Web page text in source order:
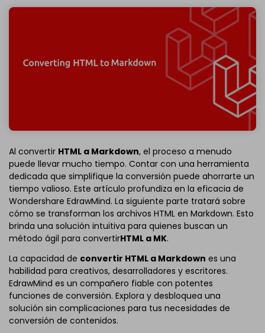
Al convertir HTML a Markdown, el proceso a menudo
puede llevar mucho tiempo. Contar con una herramienta
dedicada que simplifique la conversión puede ahorrarte un
tiempo valioso. Este artículo profundiza en la eficacia de
Wondershare EdrawMind. La siguiente parte tratará sobre
cómo se transforman los archivos HTML en Markdown. Esto
brinda una solución intuitiva para quienes buscan un
método ágil para convertirHTML a MK.
La capacidad de convertir HTML a Markdown es una
habilidad para creativos, desarrolladores y escritores.
EdrawMind es un compañero fiable con potentes
funciones de conversión. Explora y desbloquea una
solución sin complicaciones para tus necesidades de
conversión de contenidos.